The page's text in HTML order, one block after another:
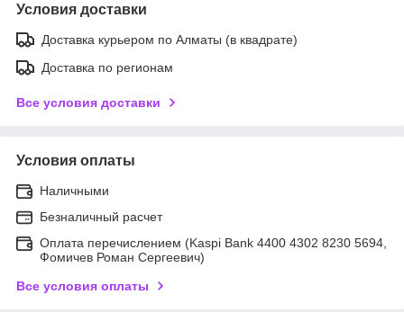
Условия доставки
Доставка курьером по Алматы (в квадрате)
Доставка по регионам
Все условия доставки
Условия оплаты
Наличными
Безналичный расчет
Оплата перечислением (Kaspi Bank 4400 4302 8230 5694,
Фомичев Роман Сергеевич)
Все условия оплаты